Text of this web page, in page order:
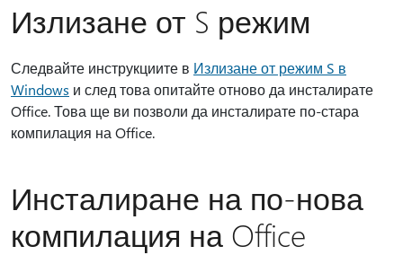
Излизане от S режим
Следвайте инструкциите в Излизане от режим S в
Windows и след това опитайте отново да инсталирате
Office. Това ще ви позволи да инсталирате по-стара
компилация на Office.
Инсталиране на по-нова
компилация на Office